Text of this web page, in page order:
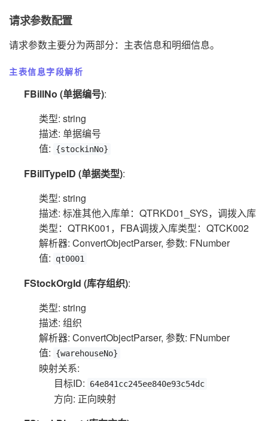
请求参数配置
请求参数主要分为两部分：主表信息和明细信息。
主表信息字段解析
FBillNo (单据编号):
类型: string
描述: 单据编号
值:
{stockinNo}
FBillTypeID (单据类型):
类型: string
描述: 标准其他入库单：QTRKD01_SYS，调拨入库
类型：QTRK001，FBA调拨入库类型：QTCK002
解析器: ConvertObjectParser, 参数: FNumber
值:
qt0001
FStockOrgId (库存组织):
类型: string
描述: 组织
解析器: ConvertObjectParser, 参数: FNumber
值:
{warehouseNo}
映射关系:
目标ID:
64e841cc245ee840e93c54dc
方向: 正向映射